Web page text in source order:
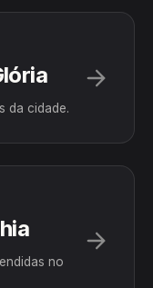
da cidade.
no